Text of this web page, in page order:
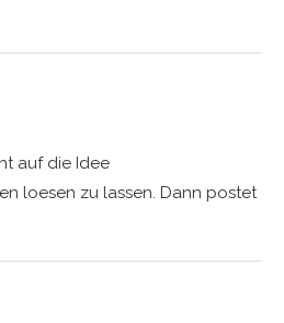
auf die Idee
loesen zu lassen. Dann postet